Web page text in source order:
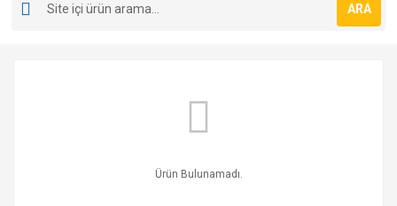
ARA
Ürün Bulunamadı.